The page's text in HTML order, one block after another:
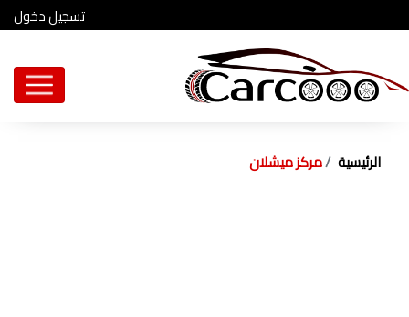
تسجيل دخول
الرئيسية مركز ميشلان